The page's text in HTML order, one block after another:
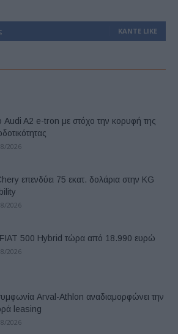
ΚΆΝΤΕ LIKE
Audi A2 e-tron με στόχο την κορυφή της
2026
επενδύει 75 εκατ. δολάρια στην KG
2026
500 Hybrid τώρα από 18.990 ευρώ
2026
Arval-Athlon αναδιαμορφώνει την
leasing
2026